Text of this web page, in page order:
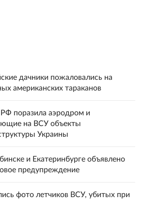
дачники пожаловались на
американских тараканов
поразила аэродром и
на ВСУ объекты
Украины
и Екатеринбурге объявлено
предупреждение
фото летчиков ВСУ, убитых при